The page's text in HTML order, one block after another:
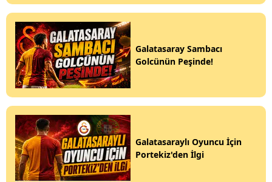
Galatasaray Sambacı
Golcünün Peşinde!
Galatasaraylı Oyuncu İçin
Portekiz'den İlgi